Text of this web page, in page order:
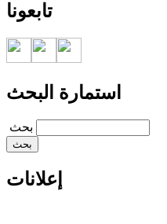
تابعونا
استمارة البحث
‏بحث ‏
إعلانات